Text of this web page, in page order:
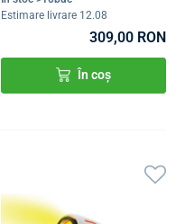
Estimare livrare 12.08
309,00 RON
În coș